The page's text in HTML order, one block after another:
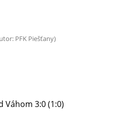
PFK Piešťany)
Váhom 3:0 (1:0)